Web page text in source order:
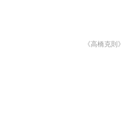
《高橋克則》